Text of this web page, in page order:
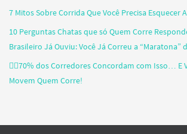
7 Mitos Sobre Corrida Que Você Precisa Esquecer
10 Perguntas Chatas que só Quem Corre
Brasileiro Já Ouviu: Você Já Correu a “Maratona”
🏃‍♂️70% dos Corredores Concordam com Isso… E
Movem Quem Corre!